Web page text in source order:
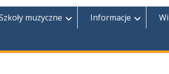
muzyczne Informacje